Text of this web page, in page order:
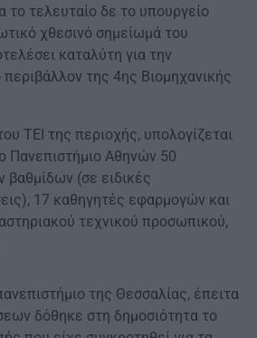
το τελευταίο δε το υπουργείο
χθεσινό σημείωμά του
καταλύτη για την
της 4ης Βιομηχανικής
ΤΕΙ της περιοχής, υπολογίζεται
Πανεπιστήμιο Αθηνών 50
(σε ειδικές
17 καθηγητές εφαρμογών και
τεχνικού προσωπικού,
της Θεσσαλίας, έπειτα
δόθηκε στη δημοσιότητα το